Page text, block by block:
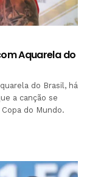
Aquarela do
do Brasil, há
a canção se
do Mundo.